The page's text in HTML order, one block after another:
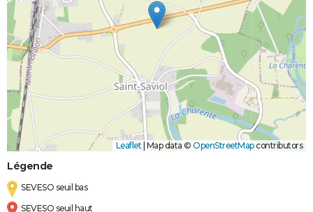
Leaflet Map data © OpenStreetMapcontributors
Légende
SEVESO seuil bas
SEVESO seuil haut